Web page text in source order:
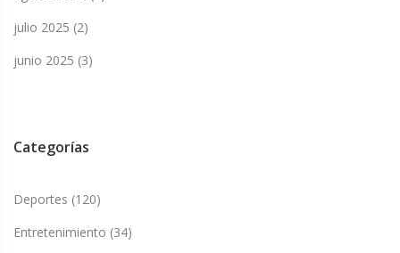
julio 2025 (2)
junio 2025 (3)
Categorías
Deportes (120)
Entretenimiento (34)